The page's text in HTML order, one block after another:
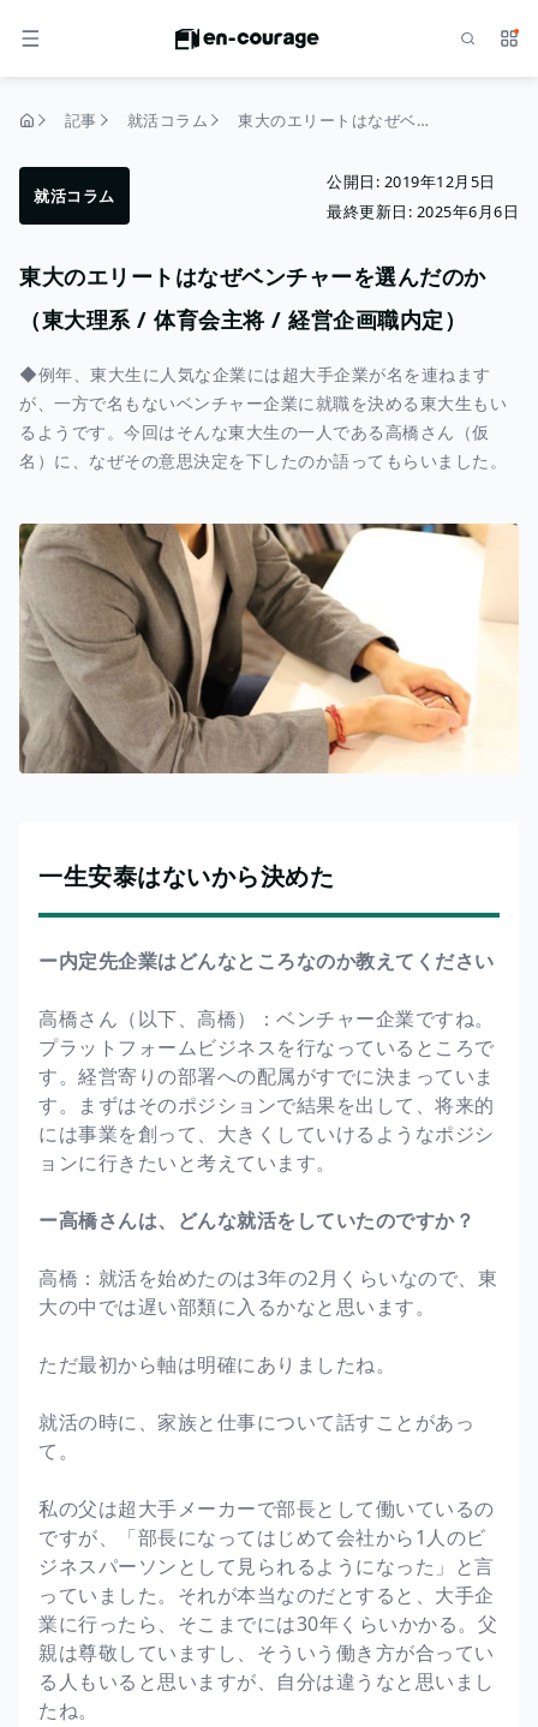
メニュー サ
記事 就活コラム 東大のエリートはなぜベンチャーを選んだのか（東大理系 / 体育会主将 / 経営企画職内定）
就活コラム
公開日: 2019年12月5日
最終更新日: 2025年6月6日
東大のエリートはなぜベンチャーを選んだのか
（東大理系 / 体育会主将 / 経営企画職内定）
◆例年、東大生に人気な企業には超大手企業が名を連ねます
が、一方で名もないベンチャー企業に就職を決める東大生もい
るようです。今回はそんな東大生の一人である高橋さん（仮
名）に、なぜその意思決定を下したのか語ってもらいました。
一生安泰はないから決めた
ー内定先企業はどんなところなのか教えてください
高橋さん（以下、高橋）：ベンチャー企業ですね。
プラットフォームビジネスを行なっているところで
す。経営寄りの部署への配属がすでに決まっていま
す。まずはそのポジションで結果を出して、将来的
には事業を創って、大きくしていけるようなポジシ
ョンに行きたいと考えています。
ー高橋さんは、どんな就活をしていたのですか？
高橋：就活を始めたのは3年の2月くらいなので、東
大の中では遅い部類に入るかなと思います。
ただ最初から軸は明確にありましたね。
就活の時に、家族と仕事について話すことがあっ
て。
私の父は超大手メーカーで部長として働いているの
ですが、「部長になってはじめて会社から1人のビ
ジネスパーソンとして見られるようになった」と言
っていました。それが本当なのだとすると、大手企
業に行ったら、そこまでには30年くらいかかる。父
親は尊敬していますし、そういう働き方が合ってい
る人もいると思いますが、自分は違うなと思いまし
たね。